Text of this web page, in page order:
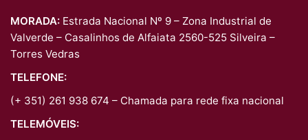
MORADA: Estrada Nacional Nº 9 – Zona Industrial de
Valverde – Casalinhos de Alfaiata 2560-525 Silveira –
Torres Vedras
TELEFONE:
(+ 351) 261 938 674 – Chamada para rede fixa nacional
TELEMÓVEIS: